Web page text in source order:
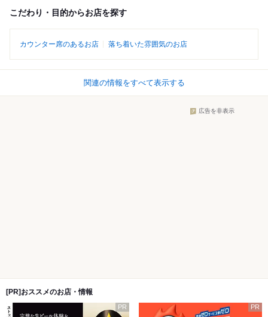
こだわり・目的からお店を探す
カウンター席のあるお店 落ち着いた雰囲気のお店
関連の情報をすべて表示する
広告を非表示
[PR]おススメのお店・情報
PR PR